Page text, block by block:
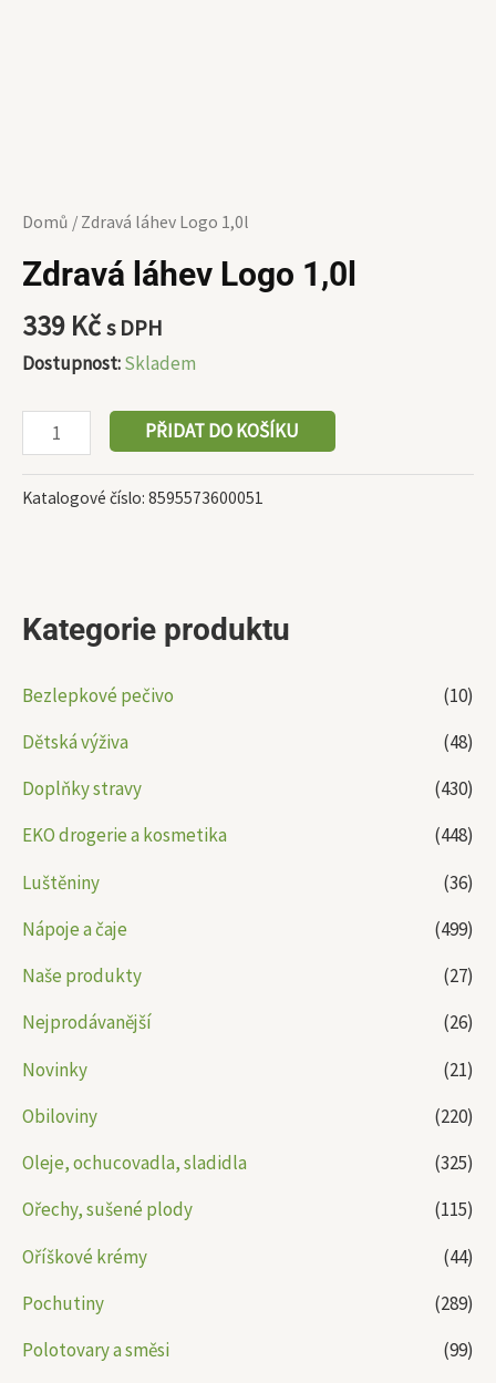
Kategorie produktu
Bezlepkové pečivo
(10)
Dětská výživa
(48)
Doplňky stravy
(430)
EKO drogerie a kosmetika
(448)
Luštěniny
(36)
Nápoje a čaje
(499)
Naše produkty
(27)
Nejprodávanější
(26)
Novinky
(21)
Obiloviny
(220)
Oleje, ochucovadla, sladidla
(325)
Ořechy, sušené plody
(115)
Oříškové krémy
(44)
Pochutiny
(289)
Polotovary a směsi
(99)
Domů / Zdravá láhev Logo 1,0l
Zdravá láhev Logo 1,0l
339 Kčs DPH
Dostupnost:Skladem
PŘIDAT DO KOŠÍKU
Katalogové číslo: 8595573600051